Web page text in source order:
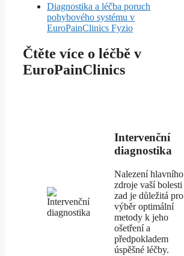
Diagnostika a léčba poruch
pohybového systému v
EuroPainClinics Fyzio
Čtěte více o léčbě v
EuroPainClinics
Intervenční
diagnostika
Nalezení hlavního
zdroje vaší bolesti
zad je důležitá pro
výběr optimální
metody k jeho
ošetření a
předpokladem
úspěšné léčby.